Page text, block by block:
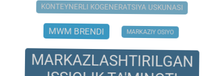
KONTEYNERLI KOGENERATSIYA USKUNASI
MWM BRENDI MARKAZIY OSIYO
MARKAZLASHTIRILGAN